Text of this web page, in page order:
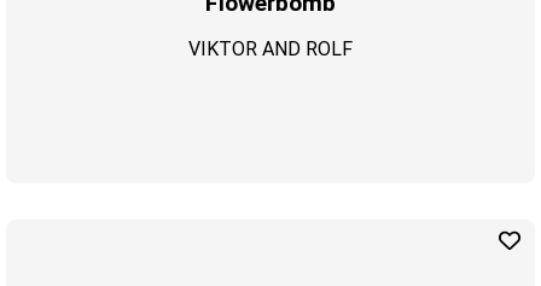
VIKTOR AND ROLF